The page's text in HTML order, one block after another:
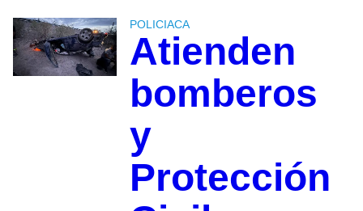
POLICIACA
Atienden
bomberos
y
Protección